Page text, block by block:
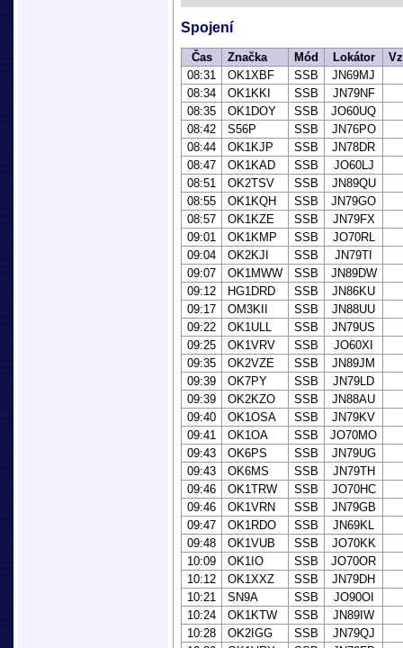
Spojení
Čas Značka Mód Lokátor
08:31
OK1XBF SSB
JN69MJ
08:34
OK1KKI SSB
JN79NF
08:35
OK1DOY SSB
JO60UQ
08:42
S56P SSB
JN76PO
08:44
OK1KJP SSB
JN78DR
08:47
OK1KAD SSB
JO60LJ
08:51
OK2TSV SSB
JN89QU
08:55
OK1KQH SSB
JN79GO
08:57
OK1KZE SSB
JN79FX
09:01
OK1KMP SSB
JO70RL
09:04
OK2KJI SSB
JN79TI
09:07
OK1MWW SSB
JN89DW
09:12
HG1DRD SSB
JN86KU
09:17
OM3KII SSB
JN88UU
09:22
OK1ULL SSB
JN79US
09:25
OK1VRV SSB
JO60XI
09:35
OK2VZE SSB
JN89JM
09:39
OK7PY SSB
JN79LD
09:39
OK2KZO SSB
JN88AU
09:40
OK1OSA SSB
JN79KV
09:41
OK1OA SSB
JO70MO
09:43
OK6PS SSB
JN79UG
09:43
OK6MS SSB
JN79TH
09:46
OK1TRW SSB
JO70HC
09:46
OK1VRN SSB
JN79GB
09:47
OK1RDO SSB
JN69KL
09:48
OK1VUB SSB
JO70KK
10:09
OK1IO SSB
JO70OR
10:12
OK1XXZ SSB
JN79DH
10:21
SN9A SSB
JO90OI
10:24
OK1KTW SSB
JN89IW
10:28
OK2IGG SSB
JN79QJ